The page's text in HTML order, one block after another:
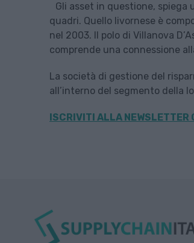
Gli asset in questione, spiega
quadri. Quello livornese è
nel 2003. Il polo di Villanova
comprende una connessione
La società di gestione del
all’interno del segmento della
ISCRIVITI ALLA NEWSLETTER